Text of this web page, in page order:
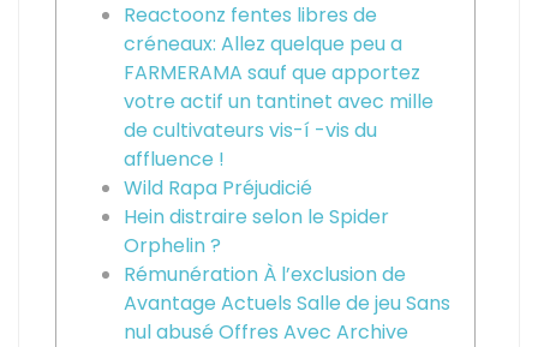
Reactoonz fentes libres de
créneaux: Allez quelque peu a
FARMERAMA sauf que apportez
votre actif un tantinet avec mille
de cultivateurs vis-í -vis du
affluence !
Wild Rapa Préjudicié
Hein distraire selon le Spider
Orphelin ?
Rémunération À l’exclusion de
Avantage Actuels Salle de jeu Sans
nul abusé Offres Avec Archive